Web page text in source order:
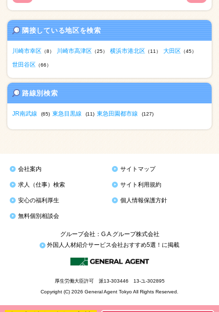
隣接している地区を検索
川崎市幸区 （8） 川崎市高津区 （25） 横浜市港北区 （11） 大田区 （45）
世田谷区 （66）
路線別検索
JR南武線 (65) 東急目黒線 (11) 東急田園都市線 (127)
会社案内 サイトマップ
求人（仕事）検索 サイト利用規約
安心の福利厚生 個人情報保護方針
無料個別相談会
グループ会社：G.A.グループ株式会社
外国人人材紹介サービス会社おすすめ5選！に掲載
厚生労働大臣許可 派13-303446 13-ユ-302895
Copyright (C) 2026 General Agent Tokyo All Rights Reserved.